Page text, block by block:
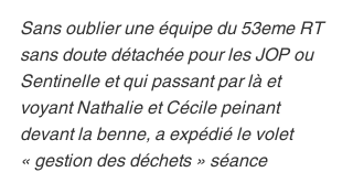
Sans oublier une équipe du 53eme RT
sans doute détachée pour les JOP ou
Sentinelle et qui passant par là et
voyant Nathalie et Cécile peinant
devant la benne, a expédié le volet
« gestion des déchets » séance